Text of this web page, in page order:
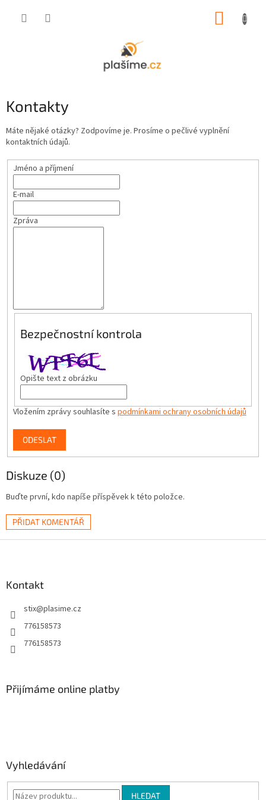
Kontakty
Máte nějaké otázky? Zodpovíme je. Prosíme o pečlivé vyplnění
kontaktních údajů.
Jméno a příjmení
E-mail
Zpráva
Bezpečnostní kontrola
Opište text z obrázku
Vložením zprávy souhlasíte s podmínkami ochrany osobních údajů
ODESLAT
Diskuze (0)
Buďte první, kdo napíše příspěvek k této položce.
PŘIDAT KOMENTÁŘ
Kontakt
stix@plasime.cz
776158573
776158573
Přijímáme online platby
Vyhledávání
HLEDAT